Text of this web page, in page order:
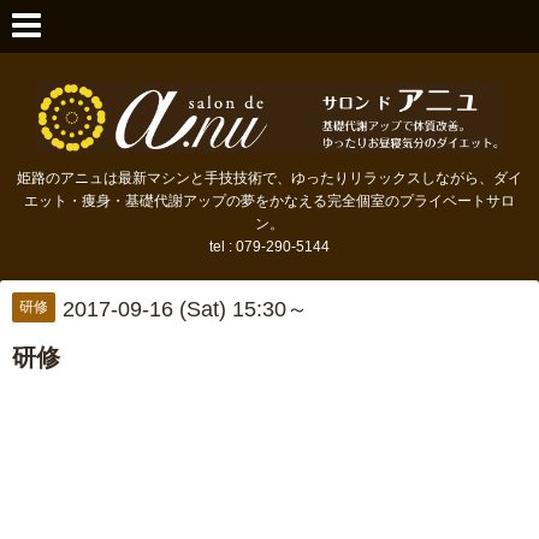
姫路のアニュは最新マシンと手技技術で、ゆったりリラックスしながら、ダイ
エット・痩身・基礎代謝アップの夢をかなえる完全個室のプライベートサロ
ン。
tel : 079-290-5144
研修 2017-09-16 (Sat) 15:30～
研修